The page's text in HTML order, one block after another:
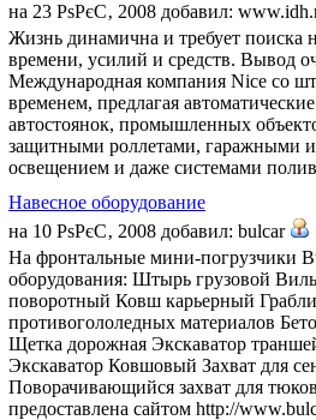
на 23 РѕРєС‚ 2008 добавил:
Жизнь динамична и требует
времени, усилий и средств. Вывод
Международная компания Nice со
временем, предлагая
автостоянок, промышленных
защитными роллетами, гаражными
освещением и даже системами
Навесное оборудование
на 10 РѕРєС‚ 2008 добавил: bulcar
На фронтальные мини-погрузчики
оборудования: Штырь грузовой
поворотный Ковш карьерный
противогололедных материалов
Щетка дорожная Экскаватор
Экскаватор Ковшовый Захват для
Поворачивающийся захват для
предоставлена сайтом http://